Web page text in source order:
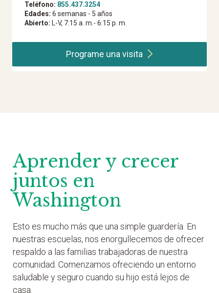
Teléfono: 855.437.3254
Edades: 6 semanas - 5 años
Abierto: L-V, 7:15 a. m.- 6:15 p. m.
Programe unavisita
Aprender y crecer
juntos en
Washington
Esto es mucho más que una simple guardería. En
nuestras escuelas, nos enorgullecemos de ofrecer
respaldo a las familias trabajadoras de nuestra
comunidad. Comenzamos ofreciendo un entorno
saludable y seguro cuando su hijo está lejos de
casa.